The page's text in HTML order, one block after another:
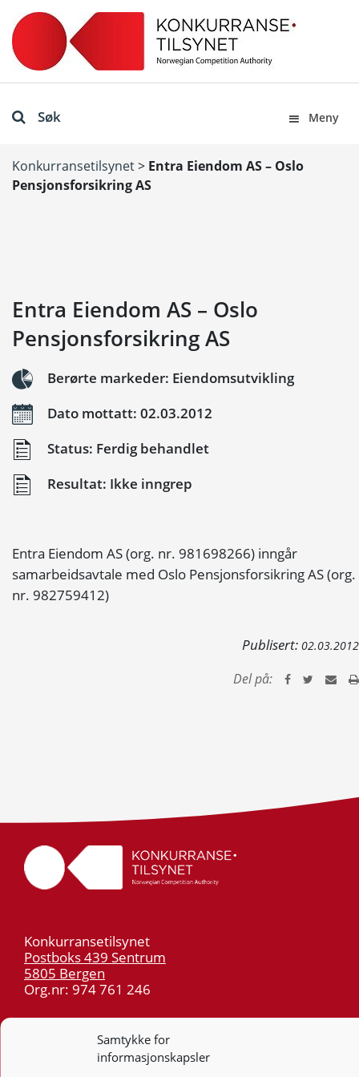
Samtykke for
informasjonskapsler
Søk Meny
Konkurransetilsynet> Entra Eiendom AS – Oslo
Pensjonsforsikring AS
Entra Eiendom AS – Oslo
Pensjonsforsikring AS
Berørte markeder: Eiendomsutvikling
Dato mottatt: 02.03.2012
Status: Ferdig behandlet
Resultat: Ikke inngrep
Entra Eiendom AS (org. nr. 981698266) inngår
samarbeidsavtale med Oslo Pensjonsforsikring AS (org.
nr. 982759412)
Publisert: 02.03.2012
Del på:
Konkurransetilsynet
Postboks 439 Sentrum
5805 Bergen
Org.nr: 974 761 246
55 59 75 00
post@kt.no